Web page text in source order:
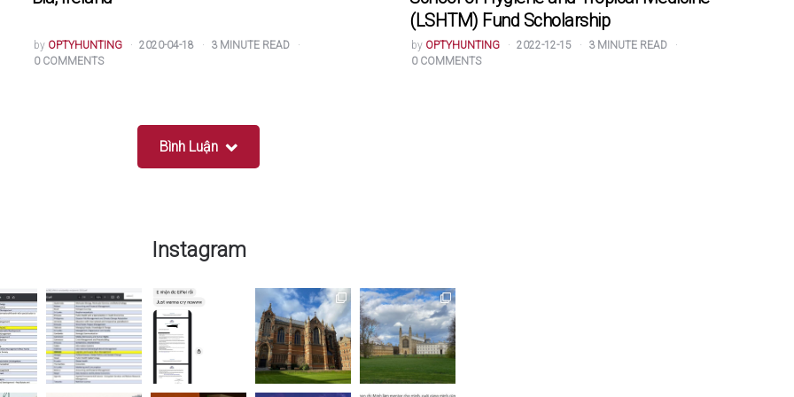
POSTED
BY
by OPTYHUNTING 2020-04-18 3MINUTE READ
0 COMMENTS
(LSHTM) Fund Scholarship
POSTED
BY
by OPTYHUNTING 2022-12-15 3MINUTE READ
0 COMMENTS
Bình Luận
Instagram